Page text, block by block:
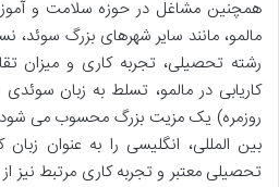
همچنین مشاغل در حوزه سلامت و
مالمو، مانند سایر شهرهای بزرگ سوئد،
رشته تحصیلی، تجربه کاری و میزان
کاریابی در مالمو، تسلط به زبان
روزمره) یک مزیت بزرگ محسوب می
بین المللی، انگلیسی را به عنوان
تحصیلی معتبر و تجربه کاری مرتبط نیز